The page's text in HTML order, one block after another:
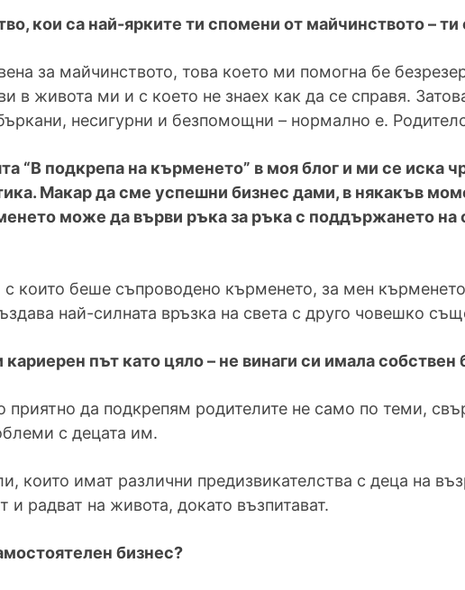
кои са най-ярките ти спомени от майчинството –
за майчинството, това което ми помогна бе
в живота ми и с което не знаех как да се справя.
несигурни и безпомощни – нормално е.
“В подкрепа на кърменето” в моя блог и ми се иска
Макар да сме успешни бизнес дами, в някакъв
може да върви ръка за ръка с поддържането на
с които беше съпроводено кърменето, за мен
най-силната връзка на света с друго човешко
път като цяло – не винаги си имала собствен
приятно да подкрепям родителите не само по теми,
с децата им.
които имат различни предизвикателства с деца на
и радват на живота, докато възпитават.
бизнес?